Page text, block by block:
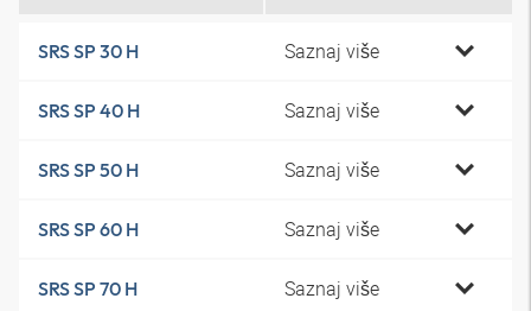
SRS SP 30 H Saznaj više
SRS SP 40 H Saznaj više
SRS SP 50 H Saznaj više
SRS SP 60 H Saznaj više
SRS SP 70 H Saznaj više